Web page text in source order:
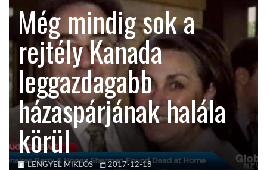
LATIN-AMERIKA
KÖZEL-KELET
AUSZTRÁLIA
A VILÁG ITTHON
Még mindig sok a
rejtély Kanada
leggazdagabb
házaspárjának halála
körül
LENGYEL MIKLÓS 2017-12-18